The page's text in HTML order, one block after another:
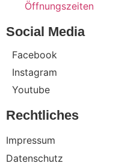
Öffnungszeiten
Social Media
Facebook
Instagram
Youtube
Rechtliches
Impressum
Datenschutz